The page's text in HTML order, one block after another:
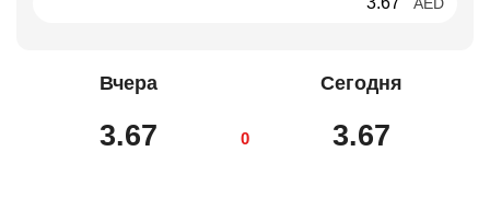
Вчера
3.67 0
Сегодня
3.67